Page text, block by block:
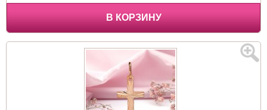
В КОРЗИНУ